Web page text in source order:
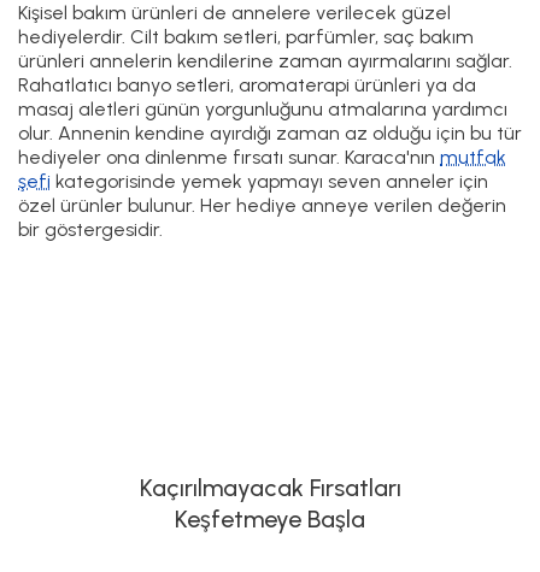
Kişisel bakım ürünleri de annelere verilecek güzel
hediyelerdir. Cilt bakım setleri, parfümler, saç bakım
ürünleri annelerin kendilerine zaman ayırmalarını sağlar.
Rahatlatıcı banyo setleri, aromaterapi ürünleri ya da
masaj aletleri günün yorgunluğunu atmalarına yardımcı
olur. Annenin kendine ayırdığı zaman az olduğu için bu tür
hediyeler ona dinlenme fırsatı sunar. Karaca'nın mutfak
şefi kategorisinde yemek yapmayı seven anneler için
özel ürünler bulunur. Her hediye anneye verilen değerin
bir göstergesidir.
Kaçırılmayacak Fırsatları
Keşfetmeye Başla